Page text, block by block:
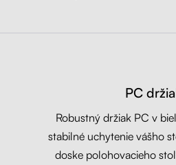
PC
Robustný držiak PC v
stabilné uchytenie vášho
doske polohovacieho